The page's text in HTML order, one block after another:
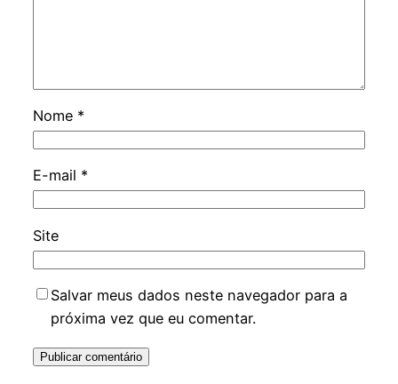
Nome *
E-mail *
Site
Salvar meus dados neste navegador para a
próxima vez que eu comentar.